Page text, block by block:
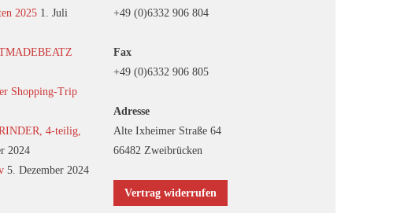
2025 1. Juli
Shopping-Trip
4-teilig,
2024
5. Dezember 2024
+49 (0)6332 906 804
Fax
+49 (0)6332 906 805
Adresse
Alte Ixheimer Straße 64
66482 Zweibrücken
Vertrag widerrufen